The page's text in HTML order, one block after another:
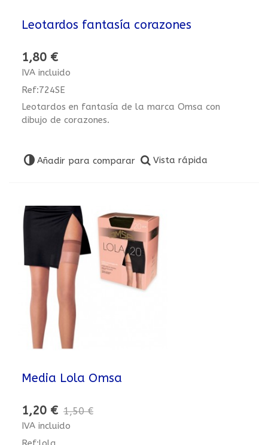
Leotardos fantasía corazones
1,80 €
IVA incluido
Ref:724SE
Leotardos en fantasía de la marca Omsa con
dibujo de corazones.
Añadir para comparar Vista rápida
Media Lola Omsa
1,20 € 1,50 €
IVA incluido